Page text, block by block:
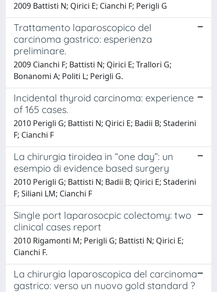
2009 Battisti N; Qirici E; Cianchi F; Perigli G
Trattamento laparoscopico del
carcinoma gastrico: esperienza
preliminare.
2009 Cianchi F; Battisti N; Qirici E; Trallori G;
Bonanomi A; Politi L; Perigli G.
Incidental thyroid carcinoma: experience
of 165 cases.
2010 Perigli G; Battisti N; Qirici E; Badii B; Staderini
F; Cianchi F
La chirurgia tiroidea in “one day”: un
esempio di evidence based surgery
2010 Perigli G; Battisti N; Badii B; Qirici E; Staderini
F; Siliani LM; Cianchi F
Single port laparosocpic colectomy: two
clinical cases report
2010 Rigamonti M; Perigli G; Battisti N; Qirici E;
Cianchi F.
La chirurgia laparoscopica del carcinoma
gastrico: verso un nuovo gold standard ?